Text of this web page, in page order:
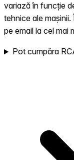
variază în funcție
tehnice ale
pe email la cel mai
Pot cumpăra